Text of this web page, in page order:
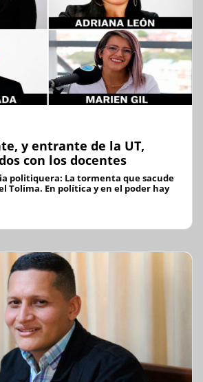
y entrante de la UT,
con los docentes
politiquera: La tormenta que sacude
Tolima. En política y en el poder hay